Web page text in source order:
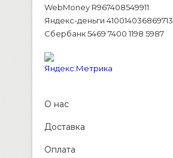
WebMoney R967408549911
Яндекс-деньги 410014036869713
Сбербанк 5469 7400 1198 5987
О нас
Доставка
Оплата